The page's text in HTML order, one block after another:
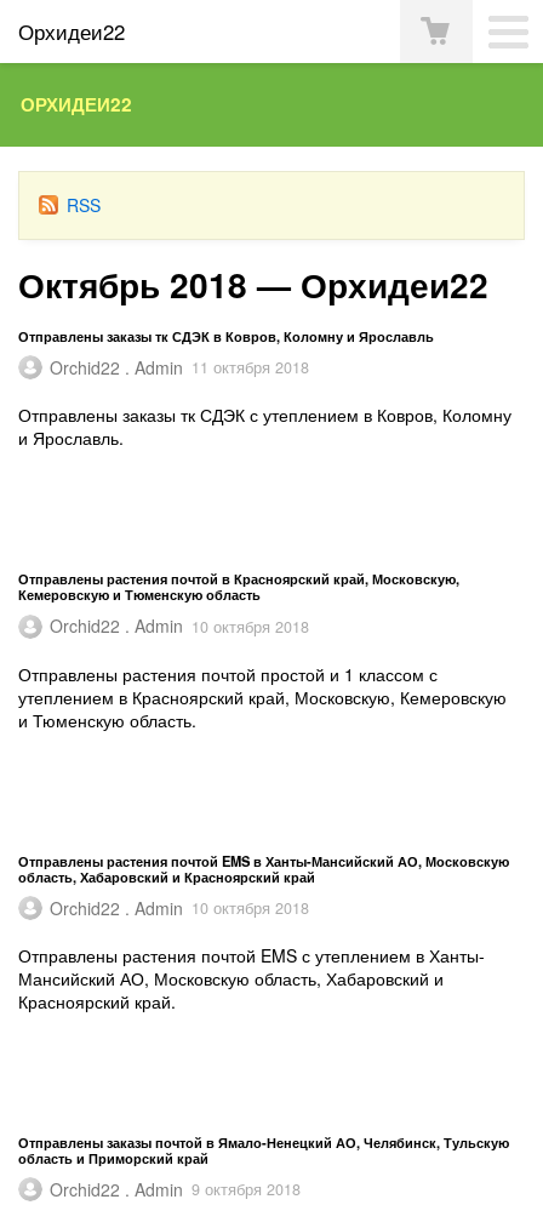
Орхидеи22
ОРХИДЕИ22
RSS
Октябрь 2018 — Орхидеи22
Отправлены заказы тк СДЭК в Ковров, Коломну и Ярославль
Orchid22 . Admin 11 октября 2018
Отправлены заказы тк СДЭК с утеплением в Ковров, Коломну
и Ярославль.
Отправлены растения почтой в Красноярский край, Московскую,
Кемеровскую и Тюменскую область
Orchid22 . Admin 10 октября 2018
Отправлены растения почтой простой и 1 классом с
утеплением в Красноярский край, Московскую, Кемеровскую
и Тюменскую область.
Отправлены растения почтой EMS в Ханты-Мансийский АО, Московскую
область, Хабаровский и Красноярский край
Orchid22 . Admin 10 октября 2018
Отправлены растения почтой EMS с утеплением в Ханты-
Мансийский АО, Московскую область, Хабаровский и
Красноярский край.
Отправлены заказы почтой в Ямало-Ненецкий АО, Челябинск, Тульскую
область и Приморский край
Orchid22 . Admin 9 октября 2018